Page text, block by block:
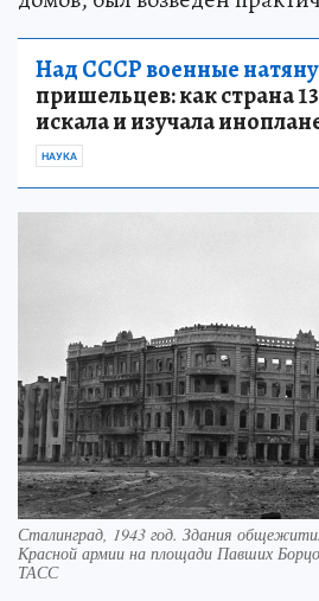
Над СССР военные
пришельцев: как страна
искала и изучала
НАУКА
Сталинград, 1943 год. Здания
Красной армии на площади Павших
ТАСС